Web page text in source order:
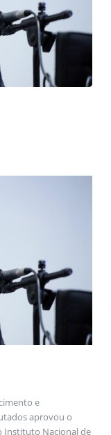
e
aprovou o
Instituto Nacional de